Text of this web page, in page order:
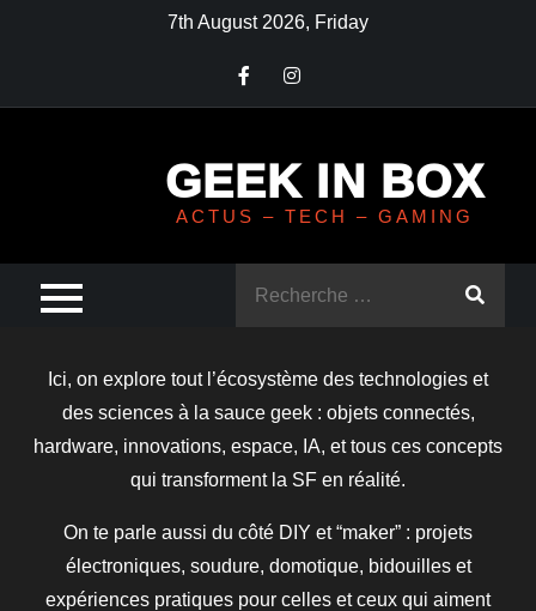
7th August 2026, Friday
GEEK IN BOX
ACTUS – TECH – GAMING
Ici, on explore tout l’écosystème des technologies et
des sciences à la sauce geek : objets connectés,
hardware, innovations, espace, IA, et tous ces concepts
qui transforment la SF en réalité.
On te parle aussi du côté DIY et “maker” : projets
électroniques, soudure, domotique, bidouilles et
expériences pratiques pour celles et ceux qui aiment